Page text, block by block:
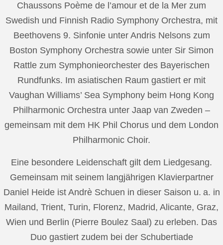
Chaussons Poème de l’amour et de la Mer zum
Swedish und Finnish Radio Symphony Orchestra, mit
Beethovens 9. Sinfonie unter Andris Nelsons zum
Boston Symphony Orchestra sowie unter Sir Simon
Rattle zum Symphonieorchester des Bayerischen
Rundfunks. Im asiatischen Raum gastiert er mit
Vaughan Williams’ Sea Symphony beim Hong Kong
Philharmonic Orchestra unter Jaap van Zweden –
gemeinsam mit dem HK Phil Chorus und dem London
Philharmonic Choir.
Eine besondere Leidenschaft gilt dem Liedgesang.
Gemeinsam mit seinem langjährigen Klavierpartner
Daniel Heide ist Andrè Schuen in dieser Saison u. a. in
Mailand, Trient, Turin, Florenz, Madrid, Alicante, Graz,
Wien und Berlin (Pierre Boulez Saal) zu erleben. Das
Duo gastiert zudem bei der Schubertiade